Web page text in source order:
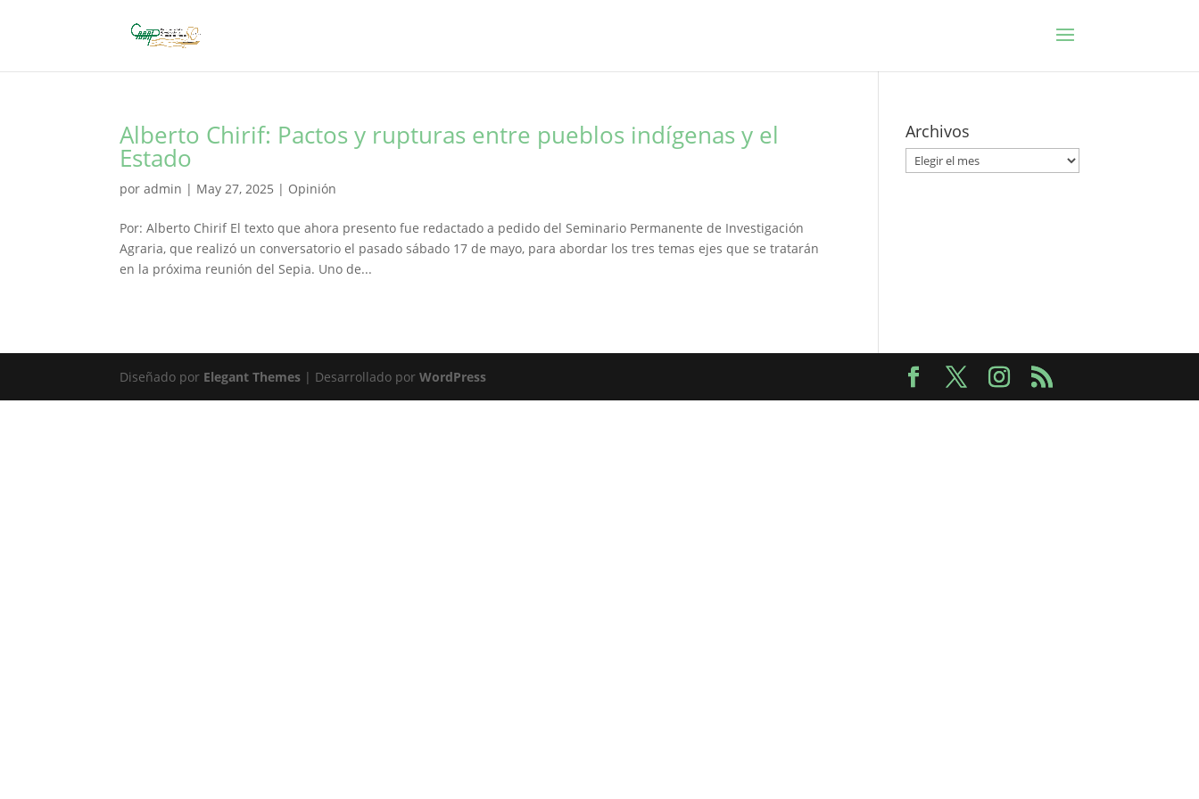
Alberto Chirif: Pactos y rupturas entre pueblos indígenas y el
Estado
poradmin | May 27, 2025 | Opinión
Por: Alberto Chirif El texto que ahora presento fue redactado a pedido del Seminario Permanente de Investigación
Agraria, que realizó un conversatorio el pasado sábado 17 de mayo, para abordar los tres temas ejes que se tratarán
en la próxima reunión del Sepia. Uno de...
Archivos
Archivos
Diseñado por Elegant Themes | Desarrollado porWordPress